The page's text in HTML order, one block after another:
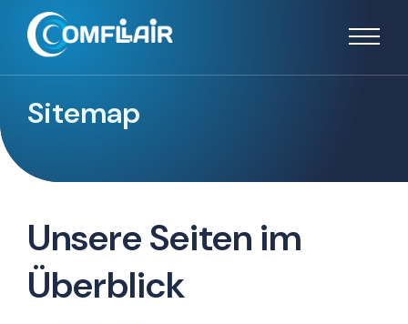
Sitemap
Unsere Seiten im
Überblick